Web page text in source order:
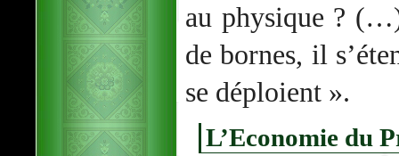
au physique ?
de bornes, il
se déploient ».
L’Economie du